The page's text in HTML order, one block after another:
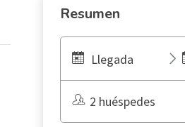
Resumen
Llegada
2 huéspedes